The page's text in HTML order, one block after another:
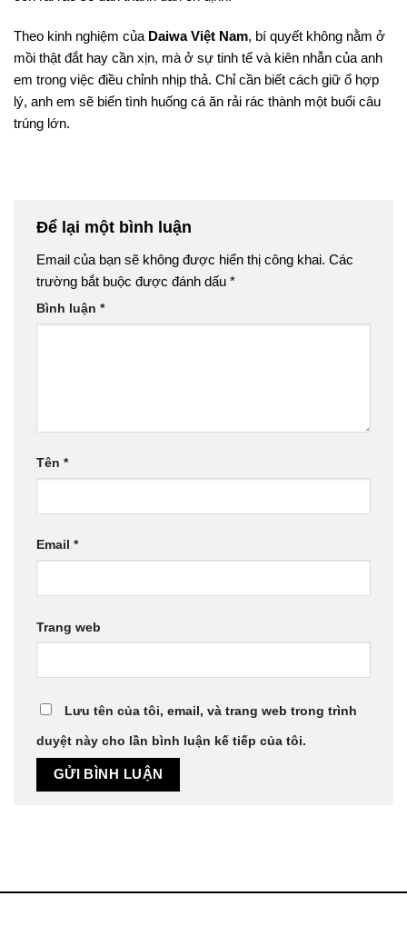
Theo kinh nghiệm của Daiwa Việt Nam, bí quyết không nằm ở
mồi thật đắt hay cần xịn, mà ở sự tinh tế và kiên nhẫn của anh
em trong việc điều chỉnh nhịp thả. Chỉ cần biết cách giữ ổ hợp
lý, anh em sẽ biến tình huống cá ăn rải rác thành một buổi câu
trúng lớn.
Để lại một bình luận
Email của bạn sẽ không được hiển thị công khai. Các
trường bắt buộc được đánh dấu *
Bình luận *
Tên *
Email *
Trang web
Lưu tên của tôi, email, và trang web trong trình
duyệt này cho lần bình luận kế tiếp của tôi.